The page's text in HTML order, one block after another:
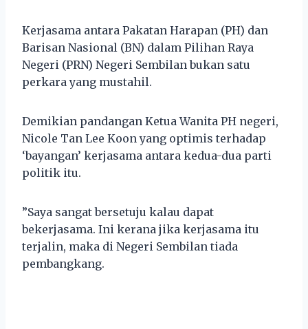
Kerjasama antara Pakatan Harapan (PH) dan
Barisan Nasional (BN) dalam Pilihan Raya
Negeri (PRN) Negeri Sembilan bukan satu
perkara yang mustahil.
Demikian pandangan Ketua Wanita PH negeri,
Nicole Tan Lee Koon yang optimis terhadap
‘bayangan’ kerjasama antara kedua-dua parti
politik itu.
”Saya sangat bersetuju kalau dapat
bekerjasama. Ini kerana jika kerjasama itu
terjalin, maka di Negeri Sembilan tiada
pembangkang.